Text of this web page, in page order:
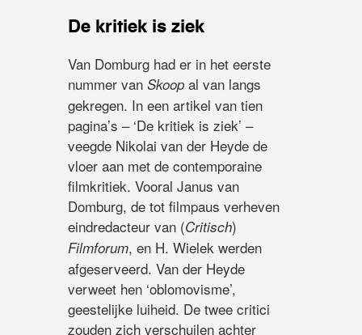
De kritiek is ziek
Van Domburg had er in het eerste
nummer van Skoop al van langs
gekregen. In een artikel van tien
pagina’s – ‘De kritiek is ziek’ –
veegde Nikolai van der Heyde de
vloer aan met de contemporaine
filmkritiek. Vooral Janus van
Domburg, de tot filmpaus verheven
eindredacteur van (Critisch)
Filmforum, en H. Wielek werden
afgeserveerd. Van der Heyde
verweet hen ‘oblomovisme’,
geestelijke luiheid. De twee critici
zouden zich verschuilen achter